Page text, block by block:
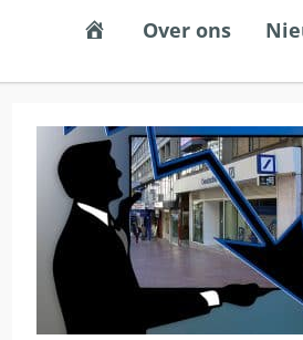
Een stabiel,
Over ons
Als de resultaten voor automatisch